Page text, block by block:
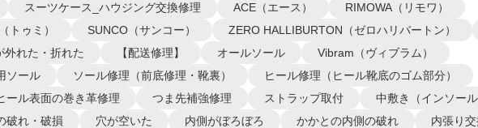
スーツケース_ハウジング交換修理
ACE（エース）
RIMOWA（リモワ）
トゥミ）
SUNCO（サンコー） ZERO HALLIBURTON（ゼロハリバートン）
外れた・折れた
【配送修理】 オールソール
Vibram（ヴィブラム）
ソール
ソール修理（前底修理・靴裏）
ヒール修理（ヒール靴底のゴム部分）
ール表面の巻き革修理
つま先補強修理 ストラップ取付
中敷き（インソー
破れ・破損
穴が空いた 内側がぼろぼろ かかとの内側の破れ
内張り